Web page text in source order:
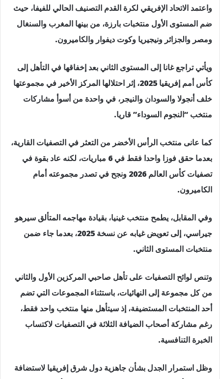
واعتمد الاتحاد الإفريقي لكرة القدم التصنيف الحالي للفيفا، حيث
ضم المستوى الأول منتخبات بارزة، من بينها المغرب والسنغال
ومصر والجزائر ونيجيريا وكوت ديفوار والكاميرون.
ويأتي تراجع غانا إلى المستوى الثاني بعد إخفاقها في التأهل إلى
كأس أمم إفريقيا 2025، إثر احتلالها المركز الأخير في مجموعتها
خلف أنجولا والسودان والنيجر، في واحدة من أسوأ مشاركات
منتخب “النجوم السوداء” قاريا.
كما عانى منتخب الرأس الأخضر من التعثر في التصفيات القارية،
بعدما حقق فوزا واحدا فقط في 6 مباريات، لكنه عاد بقوة في
تصفيات كأس العالم 2026 ونجح في تصدر مجموعته أمام
الكاميرون.
وفي المقابل، يطمح منتخب غينيا، بقيادة مهاجمه المتألق سيرهو
جيراسي، إلى تعويض غيابه عن نسخة 2025، بعدما جاء ضمن
منتخبات المستوى الثاني.
وتنص لوائح التصفيات على تأهل صاحبي المركزين الأول والثاني
من كل مجموعة إلى النهائيات، باستثناء المجموعات التي تضم
أحد المنتخبات المستضيفة، إذ سيتأهل منها منتخب واحد فقط،
رغم مشاركة أصحاب الضيافة الثلاثة في التصفيات لاكتساب
الخبرة التنافسية.
وظل استمرار الجدل بشأن جاهزية دول شرق إفريقيا لاستضافة